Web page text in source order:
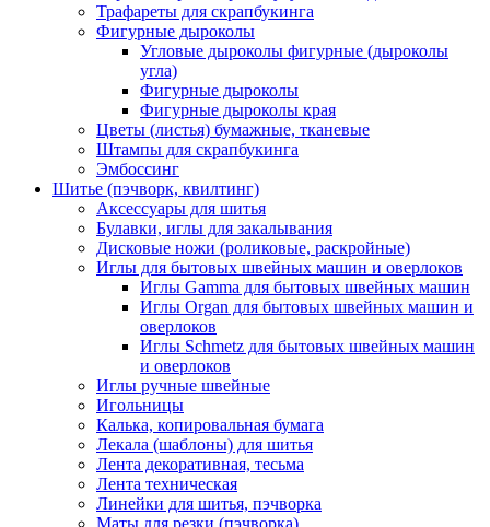
Трафареты для скрапбукинга
Фигурные дыроколы
Угловые дыроколы фигурные (дыроколы
угла)
Фигурные дыроколы
Фигурные дыроколы края
Цветы (листья) бумажные, тканевые
Штампы для скрапбукинга
Эмбоссинг
Шитье (пэчворк, квилтинг)
Аксессуары для шитья
Булавки, иглы для закалывания
Дисковые ножи (роликовые, раскройные)
Иглы для бытовых швейных машин и оверлоков
Иглы Gamma для бытовых швейных машин
Иглы Organ для бытовых швейных машин и
оверлоков
Иглы Schmetz для бытовых швейных машин
и оверлоков
Иглы ручные швейные
Игольницы
Калька, копировальная бумага
Лекала (шаблоны) для шитья
Лента декоративная, тесьма
Лента техническая
Линейки для шитья, пэчворка
Маты для резки (пэчворка)